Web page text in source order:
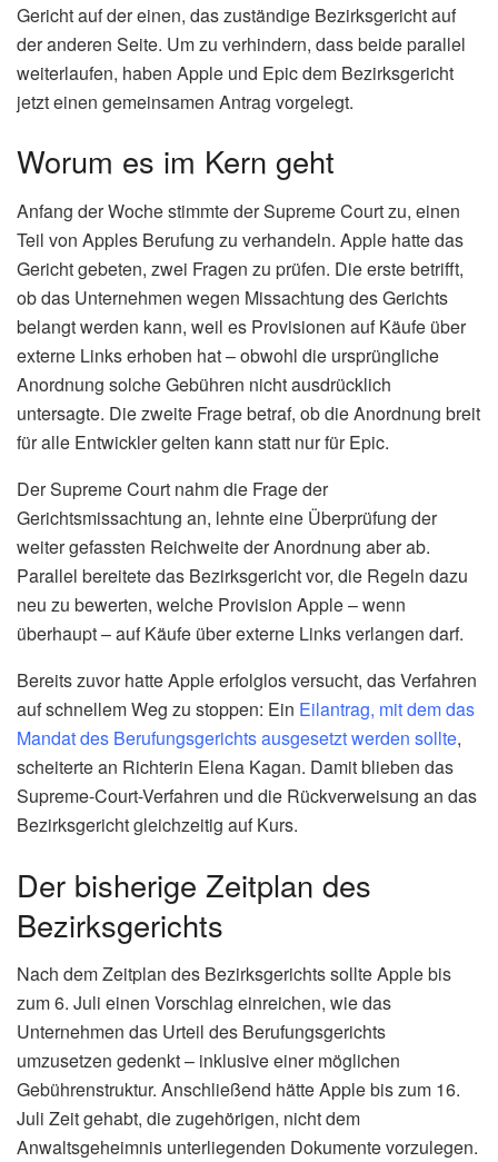
Gericht auf der einen, das zuständige Bezirksgericht auf
der anderen Seite. Um zu verhindern, dass beide parallel
weiterlaufen, haben Apple und Epic dem Bezirksgericht
jetzt einen gemeinsamen Antrag vorgelegt.
Worum es im Kern geht
Anfang der Woche stimmte der Supreme Court zu, einen
Teil von Apples Berufung zu verhandeln. Apple hatte das
Gericht gebeten, zwei Fragen zu prüfen. Die erste betrifft,
ob das Unternehmen wegen Missachtung des Gerichts
belangt werden kann, weil es Provisionen auf Käufe über
externe Links erhoben hat – obwohl die ursprüngliche
Anordnung solche Gebühren nicht ausdrücklich
untersagte. Die zweite Frage betraf, ob die Anordnung breit
für alle Entwickler gelten kann statt nur für Epic.
Der Supreme Court nahm die Frage der
Gerichtsmissachtung an, lehnte eine Überprüfung der
weiter gefassten Reichweite der Anordnung aber ab.
Parallel bereitete das Bezirksgericht vor, die Regeln dazu
neu zu bewerten, welche Provision Apple – wenn
überhaupt – auf Käufe über externe Links verlangen darf.
Bereits zuvor hatte Apple erfolglos versucht, das Verfahren
auf schnellem Weg zu stoppen: Ein Eilantrag, mit dem das
Mandat des Berufungsgerichts ausgesetzt werden sollte,
scheiterte an Richterin Elena Kagan. Damit blieben das
Supreme-Court-Verfahren und die Rückverweisung an das
Bezirksgericht gleichzeitig auf Kurs.
Der bisherige Zeitplan des
Bezirksgerichts
Nach dem Zeitplan des Bezirksgerichts sollte Apple bis
zum 6. Juli einen Vorschlag einreichen, wie das
Unternehmen das Urteil des Berufungsgerichts
umzusetzen gedenkt – inklusive einer möglichen
Gebührenstruktur. Anschließend hätte Apple bis zum 16.
Juli Zeit gehabt, die zugehörigen, nicht dem
Anwaltsgeheimnis unterliegenden Dokumente vorzulegen.